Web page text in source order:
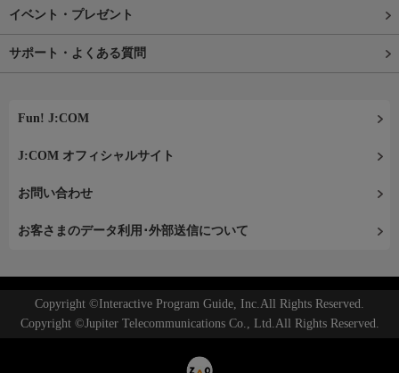
イベント・プレゼント
サポート・よくある質問
Fun! J:COM
J:COM オフィシャルサイト
お問い合わせ
お客さまのデータ利用･外部送信について
Copyright ©Interactive Program Guide, Inc.All Rights Reserved.
Copyright ©Jupiter Telecommunications Co., Ltd.All Rights Reserved.